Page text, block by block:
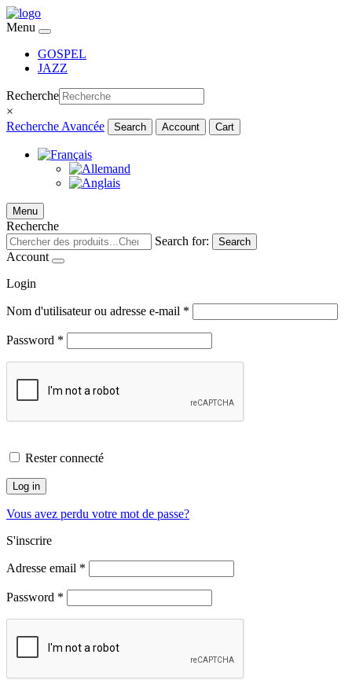
Menu
GOSPEL
JAZZ
Recherche
×
Recherche Avancée
Search Account Cart
Menu
Recherche
Search for:
Search
Account
Login
Nom d'utilisateur ou adresse e-mail *
Password *
Rester connecté
Log in
Vous avez perdu votre mot de passe?
S'inscrire
Adresse email *
Password *